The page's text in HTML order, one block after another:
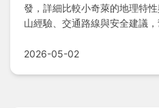
發，詳細比較小奇萊的地理特
山經驗、交通路線與安全建議
2026-05-02